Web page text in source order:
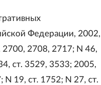
Федерации, 2002,
2700, 2708, 2717; N 46,
ст. 3529, 3533; 2005,
N 19, ст. 1752; N 27, ст.